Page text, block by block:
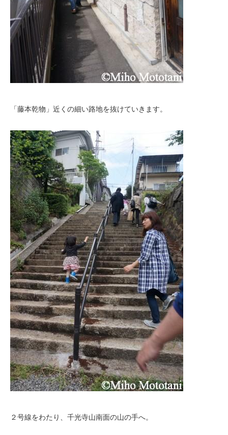
「藤本乾物」近くの細い路地を抜けていきます。
２号線をわたり、千光寺山南面の山の手へ。